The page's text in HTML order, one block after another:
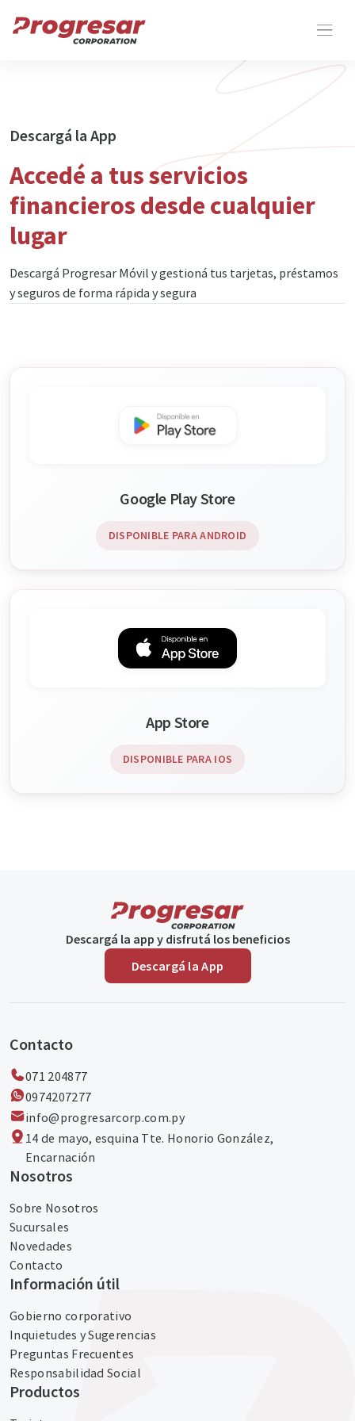
Descargá la App
Accedé a tus servicios
financieros desde cualquier
lugar
Descargá Progresar Móvil y gestioná tus tarjetas, préstamos
y seguros de forma rápida y segura
Google Play Store
DISPONIBLE PARA ANDROID
App Store
DISPONIBLE PARA IOS
Descargá la app y disfrutá los beneficios
Descargá la App
Contacto
071 204877
0974207277‬
info@progresarcorp.com.py
14 de mayo, esquina Tte. Honorio González,
Encarnación
Nosotros
Sobre Nosotros
Sucursales
Novedades
Contacto
Información útil
Gobierno corporativo
Inquietudes y Sugerencias
Preguntas Frecuentes
Responsabilidad Social
Productos